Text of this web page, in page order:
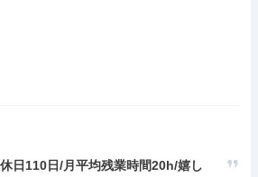
日110日/月平均残業時間20h/嬉し